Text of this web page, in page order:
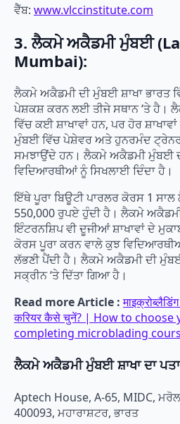
ਵੈੱਬ: www.vlccinstitute.com
3. ਲੈਕਮੇ ਅਕੈਡਮੀ ਮੁੰਬਈ
Mumbai):
ਲੈਕਮੇ ਅਕੈਡਮੀ ਦੀ ਮੁੰਬਈ ਸ਼ਾਖਾ ਭਾਰਤ
ਪੇਸ਼ਕਸ਼ ਕਰਨ ਲਈ ਤੀਜੇ ਸਥਾਨ ‘ਤੇ ਹੈ।
ਵਿੱਚ ਕਈ ਸ਼ਾਖਾਵਾਂ ਹਨ, ਪਰ ਹੋਰ
ਮੁੰਬਈ ਵਿੱਚ ਪੇਸ਼ੇਵਰ ਅਤੇ ਹੁਨਰਮੰਦ
ਸਮਝਾਉਂਦੇ ਹਨ। ਲੈਕਮੇ ਅਕੈਡਮੀ ਮੁੰਬਈ
ਵਿਦਿਆਰਥੀਆਂ ਨੂੰ ਸਿਖਲਾਈ ਦਿੰਦਾ ਹੈ।
ਇੱਥੇ ਪੂਰਾ ਬਿਊਟੀ ਪਾਰਲਰ ਕੋਰਸ 1
550,000 ਰੁਪਏ ਹੁੰਦੀ ਹੈ। ਲੈਕਮੇ
ਇੰਟਰਨਸ਼ਿਪ ਵੀ ਦੂਜੀਆਂ ਸ਼ਾਖਾਵਾਂ ਦੇ
ਕੋਰਸ ਪੂਰਾ ਕਰਨ ਵਾਲੇ ਕੁਝ
ਲੱਭਣੀ ਪੈਂਦੀ ਹੈ। ਲੈਕਮੇ ਅਕੈਡਮੀ ਦੀ ਮੁੰਬਈ
ਸਕ੍ਰੀਨ ‘ਤੇ ਦਿੱਤਾ ਗਿਆ ਹੈ।
Read more Article :
करियर कैसे चुनें? | How to
completing microblading
ਲੈਕਮੇ ਅਕੈਡਮੀ ਮੁੰਬਈ ਸ਼ਾਖਾ ਦਾ
Aptech House, A-65, MIDC,
400093, ਮਹਾਰਾਸ਼ਟਰ, ਭਾਰਤ